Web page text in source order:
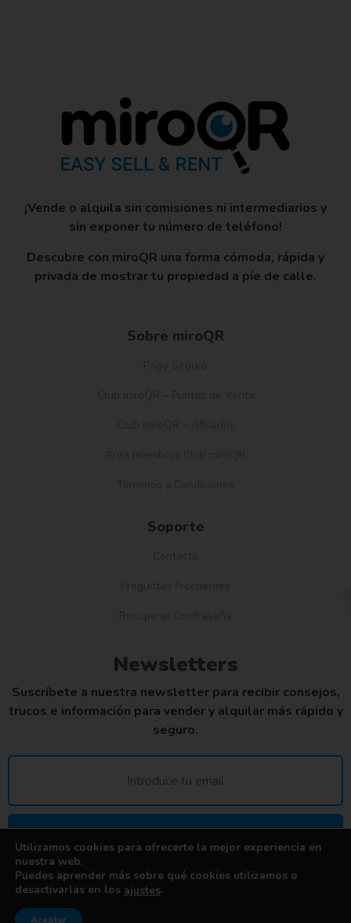
¡Vende o alquila sin comisiones ni intermediarios y
sin exponer tu número de teléfono!
Descubre con miroQR una forma cómoda, rápida y
privada de mostrar tu propiedad a píe de calle.
Sobre miroQR
Soporte
Newsletters
Suscríbete a nuestra newsletter para recibir consejos,
trucos e información para vender y alquilar más rápido y
seguro.
© Copyright 2023 by miroQR.
Utilizamos cookies para ofrecerte la mejor experiencia en
nuestra web.
Puedes aprender más sobre qué cookies utilizamos o
desactivarlas en los ajustes.
Aceptar